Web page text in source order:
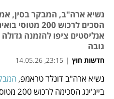
נשיא ארה"ב, המבקר בסין,
הסכים לרכוש
אנליסטים ציפו להזמנה
גובה
חדשות חוץ |
23:15, 14.05.26
נשיא ארה"ב דונלד טראמפ,